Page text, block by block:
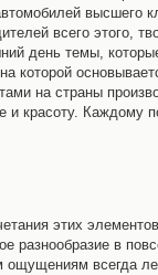
высшего
всего этого,
день темы,
которой
на страны
и красоту. Каждому
этих
разнообразие в
ощущениям всегда